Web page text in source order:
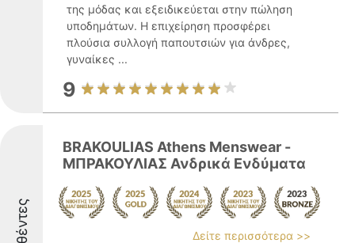
της μόδας και εξειδικεύεται στην πώληση
υποδημάτων. Η επιχείρηση προσφέρει
πλούσια συλλογή παπουτσιών για άνδρες,
γυναίκες ...
9
BRAKOULIAS Athens Menswear -
ΜΠΡΑΚΟΥΛΙΑΣ Ανδρικά Ενδύματα
Δείτε περισσότερα >>